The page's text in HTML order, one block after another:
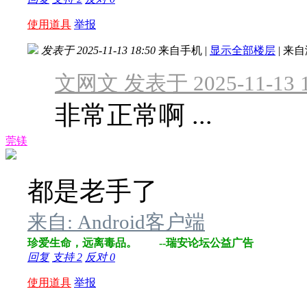
使用道具 举报
莞镁
发表于 2025-11-13 18:50 来自手机 | 显示全部楼层 | 来
文网文 发表于 2025-11-13
非常正常啊 ...
都是老手了
来自: Android客户端
珍爱生命，远离毒品。 --瑞安论坛公益广告
回复 支持2 反对0
使用道具 举报